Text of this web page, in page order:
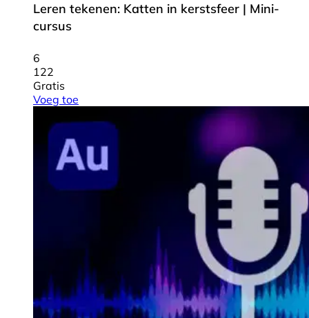
Leren tekenen: Katten in kerstsfeer | Mini-
cursus
6
122
Gratis
Voeg toe